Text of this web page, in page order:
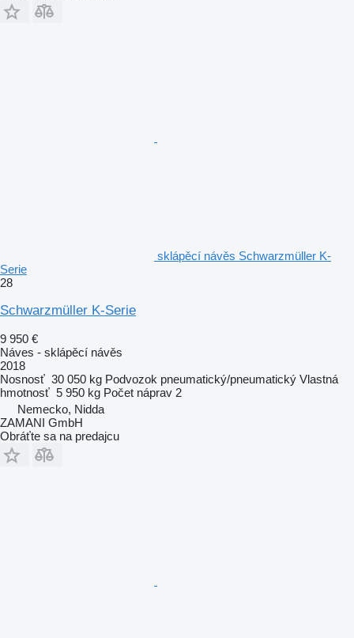
sklápěcí návěs Schwarzmüller K-
Serie
28
Schwarzmüller K-Serie
9 950 €
Náves - sklápěcí návěs
2018
Nosnosť 30 050 kg Podvozok pneumatický/pneumatický Vlastná
hmotnosť 5 950 kg Počet náprav 2
Nemecko, Nidda
ZAMANI GmbH
Obráťte sa na predajcu